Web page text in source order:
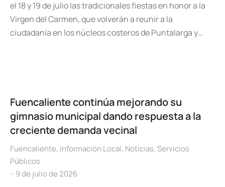
el 18 y 19 de julio las tradicionales fiestas en honor a la
Virgen del Carmen, que volverán a reunir a la
ciudadanía en los núcleos costeros de Puntalarga y…
Fuencaliente continúa mejorando su
gimnasio municipal dando respuesta a la
creciente demanda vecinal
Fuencaliente, Información Local, Noticias, Servicios
Públicos
9 de julio de 2026